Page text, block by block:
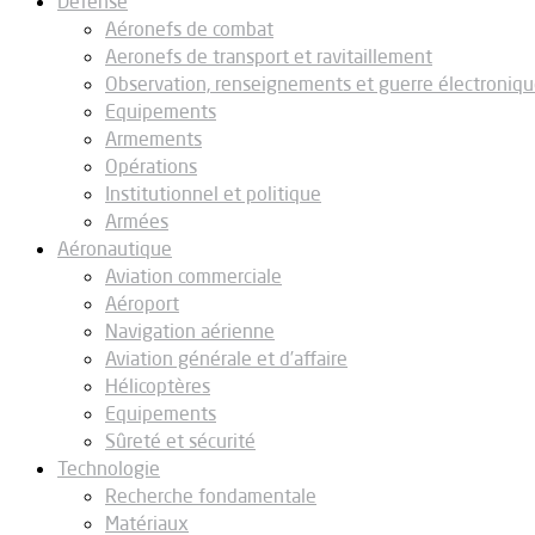
Aéronefs de combat
Aeronefs de transport et ravitaillement
Observation, renseignements et guerre
Equipements
Armements
Opérations
Institutionnel et politique
Armées
Aéronautique
Aviation commerciale
Aéroport
Navigation aérienne
Aviation générale et d’affaire
Hélicoptères
Equipements
Sûreté et sécurité
Technologie
Recherche fondamentale
Matériaux